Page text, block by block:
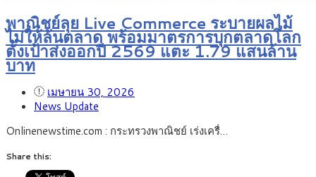
พาณิชย์ลุย Live Commerce ระบายผลไม้
ไม่ให้ล้นตลาด พร้อมมาตรการบุกตลาดโลก
ตั้งเป้าส่งออกปี 2569 แตะ 1.79 แสนล้าน
บาท
เมษายน 30, 2026
News Update
Onlinenewstime.com : กระทรวงพาณิชย์ เร่งเครื่…
Share this: